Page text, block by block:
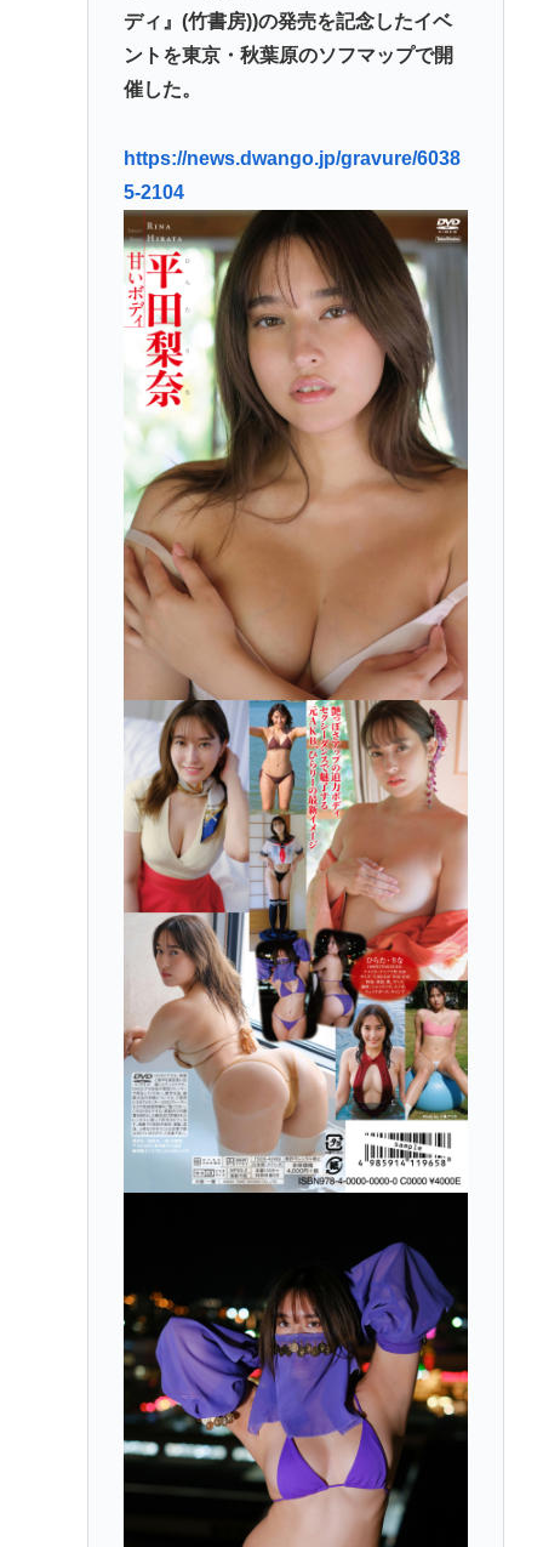
【映画動員ランキング】「映画ちいかわ」動員1位に
返り咲き！「ミニオンズ」「あの星」「ブルーロッ
【正論】産経「前代未聞の無責任男、石破茂」
トンボとかいうクソキショい虫が市民権を得てる理
Powered by livedoor 相互RSS
ディ』(竹書房))の発売を記念したイベ
ントを東京・秋葉原のソフマップで開
催した。
https://news.dwango.jp/gravure/6038
5-2104